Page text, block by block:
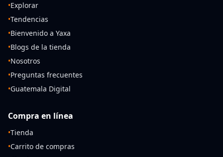
•Explorar
•Tendencias
•Bienvenido a Yaxa
•Blogs de la tienda
•Nosotros
•Preguntas frecuentes
•Guatemala Digital
Compra en línea
•Tienda
•Carrito de compras